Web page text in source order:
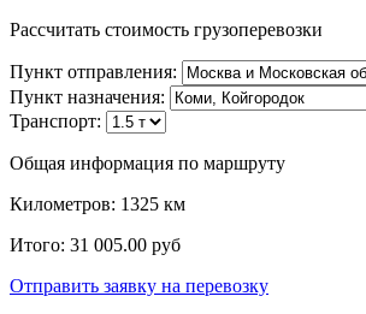
Рассчитать стоимость грузоперевозки
Пункт отправления:
Пункт назначения:
Транспорт:
Общая информация по маршруту
Километров: 1325 км
Итого: 31 005.00 руб
Отправить заявку на перевозку